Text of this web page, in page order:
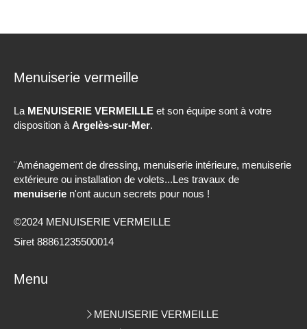
Menuiserie vermeille
La MENUISERIE VERMEILLE et son équipe sont à votre
disposition à Argelès-sur-Mer.
¨Aménagement de dressing, menuiserie intérieure, menuiserie
extérieure ou installation de volets...Les travaux de
menuiserie n'ont aucun secrets pour nous !
©2024 MENUISERIE VERMEILLE
Siret 88861235500014
Menu
MENUISERIE VERMEILLE